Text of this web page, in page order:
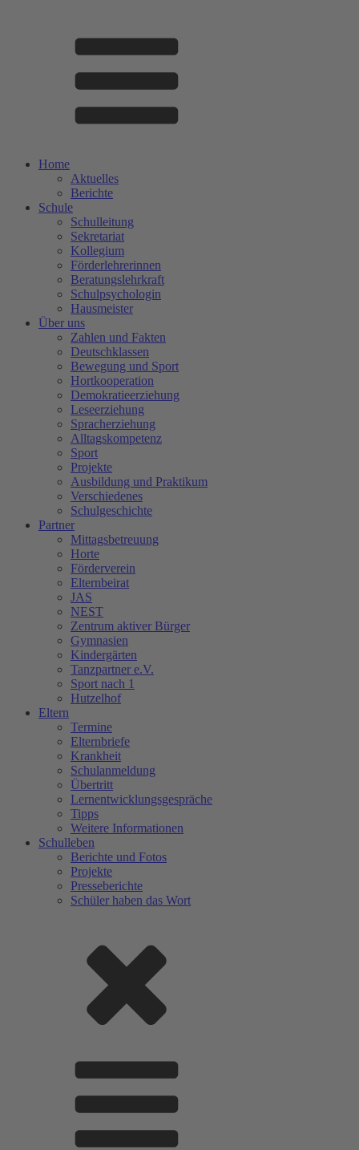
Home
Aktuelles
Berichte
Schule
Schulleitung
Sekretariat
Kollegium
Förderlehrerinnen
Beratungslehrkraft
Schulpsychologin
Hausmeister
Über uns
Zahlen und Fakten
Deutschklassen
Bewegung und Sport
Hortkooperation
Demokratieerziehung
Leseerziehung
Spracherziehung
Alltagskompetenz
Sport
Projekte
Ausbildung und Praktikum
Verschiedenes
Schulgeschichte
Partner
Mittagsbetreuung
Horte
Förderverein
Elternbeirat
JAS
NEST
Zentrum aktiver Bürger
Gymnasien
Kindergärten
Tanzpartner e.V.
Sport nach 1
Hutzelhof
Eltern
Termine
Elternbriefe
Krankheit
Schulanmeldung
Übertritt
Lernentwicklungsgespräche
Tipps
Weitere Informationen
Schulleben
Berichte und Fotos
Projekte
Presseberichte
Schüler haben das Wort